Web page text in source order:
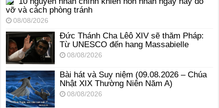
vỡ và cách phòng tránh
08/08/2026
Đức Thánh Cha Lêô XIV sẽ thăm Pháp:
Từ UNESCO đến hang Massabielle
08/08/2026
Bài hát và Suy niệm (09.08.2026 – Chúa
Nhật XIX Thường Niên Năm A)
08/08/2026